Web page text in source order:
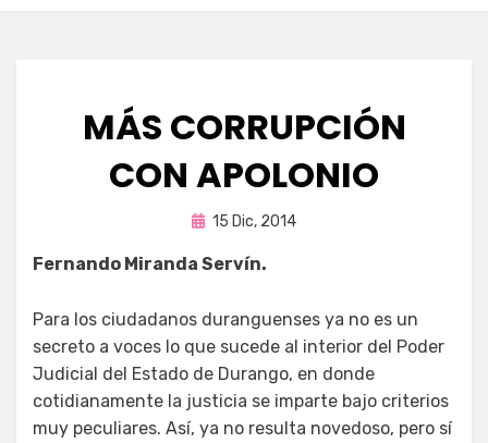
MÁS CORRUPCIÓN
CON APOLONIO
porEnrique
Publicada
15 Dic, 2014
Fernando Miranda Servín.
Para los ciudadanos duranguenses ya no es un
secreto a voces lo que sucede al interior del Poder
Judicial del Estado de Durango, en donde
cotidianamente la justicia se imparte bajo criterios
muy peculiares. Así, ya no resulta novedoso, pero sí